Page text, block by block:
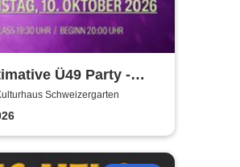
Ü49 Party -
Schweizergarten
Schweizergarten